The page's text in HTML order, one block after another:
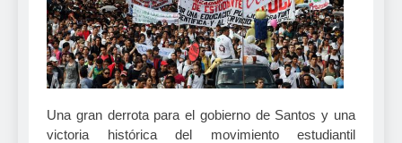
Una gran derrota para el gobierno de Santos y una
victoria histórica del movimiento estudiantil